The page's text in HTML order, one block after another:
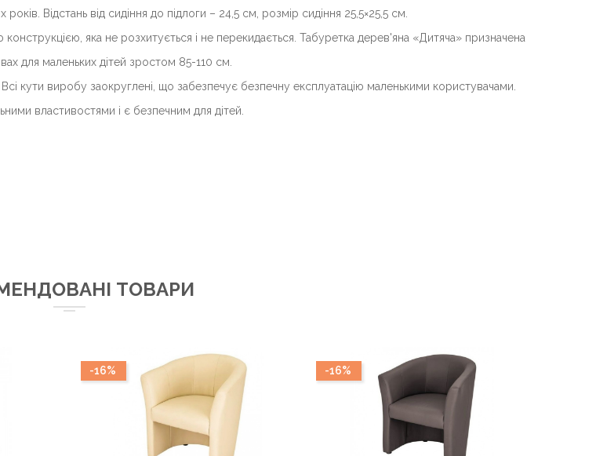
років.
Відстань від сидіння до підлоги – 24,5 см, розмір сидіння 25,5×25,5 см.
конструкцією, яка не розхитується і не перекидається. Табуретка дерев'яна «Дитяча» призначена
для маленьких дітей зростом 85-110 см.
кути виробу заокруглені, що забезпечує безпечну експлуатацію маленькими користувачами.
властивостями і є безпечним для дітей.
ТОВАРИ
-16% -16%